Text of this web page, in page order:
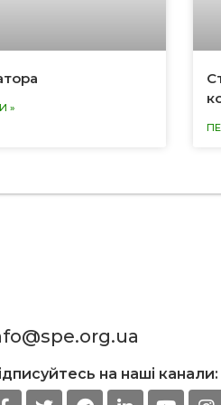
»
на наші канали: